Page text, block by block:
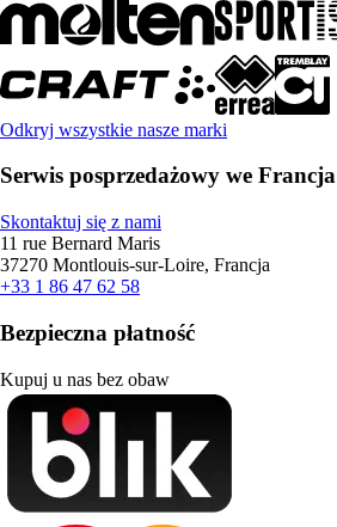
Odkryj wszystkie nasze marki
Serwis posprzedażowy we Francja
Skontaktuj się z nami
11 rue Bernard Maris
37270 Montlouis-sur-Loire, Francja
+33 1 86 47 62 58
Bezpieczna płatność
Kupuj u nas bez obaw